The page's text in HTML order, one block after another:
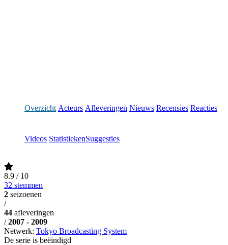
Overzicht Acteurs Afleveringen Nieuws Recensies Reacties
Videos StatistiekenSuggesties
8.9 / 10
32 stemmen
2 seizoenen
/
44 afleveringen
/ 2007 - 2009
Netwerk: Tokyo Broadcasting System
De serie is beëindigd